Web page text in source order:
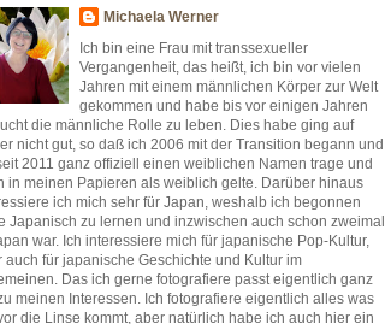
Michaela Werner
Ich bin eine Frau mit transsexueller
Vergangenheit, das heißt, ich bin vor vielen
Jahren mit einem männlichen Körper zur Welt
gekommen und habe bis vor einigen Jahren
die männliche Rolle zu leben. Dies habe ging auf
nicht gut, so daß ich 2006 mit der Transition begann und
2011 ganz offiziell einen weiblichen Namen trage und
in meinen Papieren als weiblich gelte. Darüber hinaus
ich mich sehr für Japan, weshalb ich begonnen
Japanisch zu lernen und inzwischen auch schon zweimal
war. Ich interessiere mich für japanische Pop-Kultur,
auch für japanische Geschichte und Kultur im
Das ich gerne fotografiere passt eigentlich ganz
meinen Interessen. Ich fotografiere eigentlich alles was
die Linse kommt, aber natürlich habe ich auch hier ein